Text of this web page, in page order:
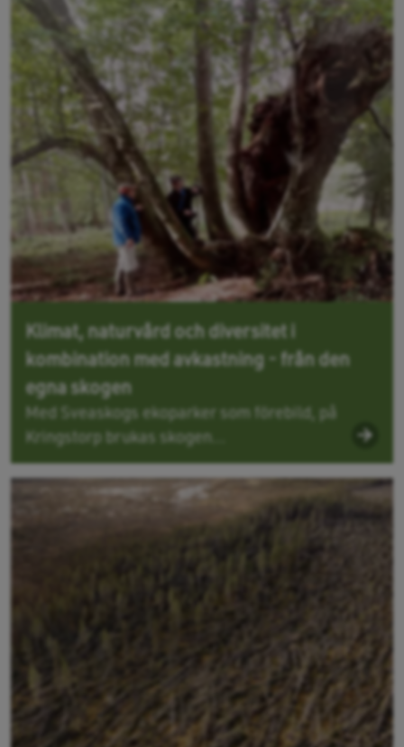
Klimat, naturvård och diversitet i
kombination med avkastning - från den
egna skogen
Med Sveaskogs ekoparker som förebild, på
Kringstorp brukas skogen...